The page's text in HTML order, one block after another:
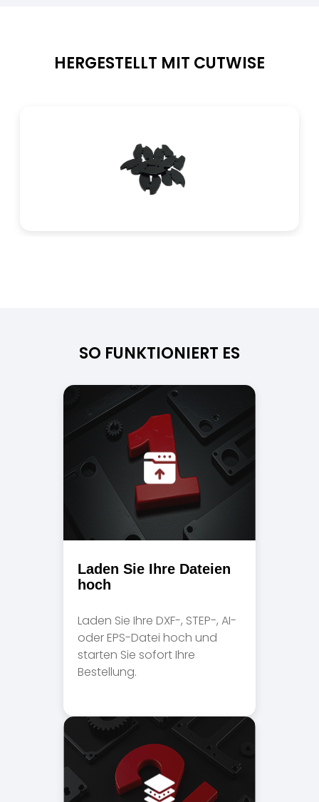
HERGESTELLT MIT CUTWISE
SO FUNKTIONIERT ES
Laden Sie Ihre Dateien
hoch
Laden Sie Ihre DXF-, STEP-, AI-
oder EPS-Datei hoch und
starten Sie sofort Ihre
Bestellung.